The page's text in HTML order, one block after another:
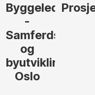
Prosjektleder